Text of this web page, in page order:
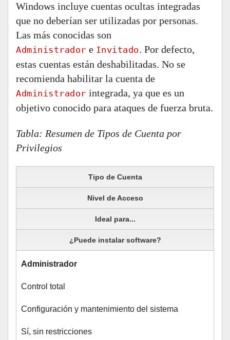
Windows incluye cuentas ocultas integradas
que no deberían ser utilizadas por personas.
Las más conocidas son
Administrador e Invitado. Por defecto,
estas cuentas están deshabilitadas. No se
recomienda habilitar la cuenta de
Administrador integrada, ya que es un
objetivo conocido para ataques de fuerza bruta.
Tabla: Resumen de Tipos de Cuenta por
Privilegios
Tipo de Cuenta
Nivel de Acceso
Ideal para...
¿Puede instalar software?
Administrador
Control total
Configuración y mantenimiento del sistema
Sí, sin restricciones